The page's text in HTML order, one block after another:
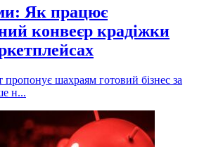
Як працює
конвеєр крадіжки
пропонує шахраям готовий бізнес за
н...